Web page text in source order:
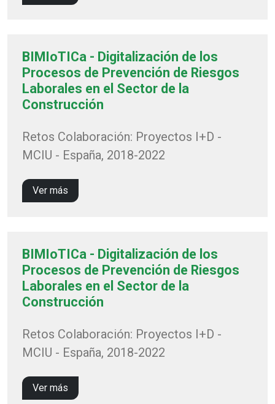
BIMIoTICa - Digitalización de los
Procesos de Prevención de Riesgos
Laborales en el Sector de la
Construcción
Retos Colaboración: Proyectos I+D -
MCIU - España, 2018-2022
Ver más
BIMIoTICa - Digitalización de los
Procesos de Prevención de Riesgos
Laborales en el Sector de la
Construcción
Retos Colaboración: Proyectos I+D -
MCIU - España, 2018-2022
Ver más